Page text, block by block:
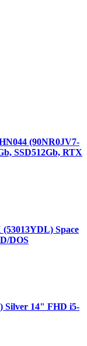
(90NR0JV7-
SSD512Gb, RTX
Space
DOS
Silver 14" FHD i5-